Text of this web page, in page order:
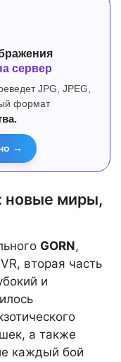
сервер
JPG, JPEG,
формат
→
новые миры,
GORN,
вторая часть
и
а также
каждый бой